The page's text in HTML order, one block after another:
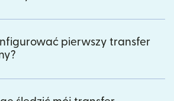
pierwszy transfer